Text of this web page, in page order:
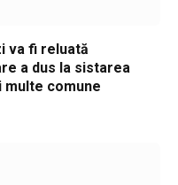
va fi reluată
a dus la sistarea
multe comune